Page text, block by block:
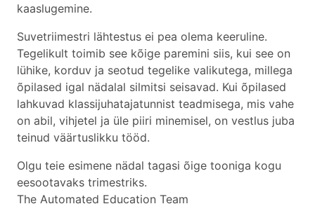
kaaslugemine.
Suvetriimestri lähtestus ei pea olema keeruline.
Tegelikult toimib see kõige paremini siis, kui see on
lühike, korduv ja seotud tegelike valikutega, millega
õpilased igal nädalal silmitsi seisavad. Kui õpilased
lahkuvad klassijuhatajatunnist teadmisega, mis vahe
on abil, vihjetel ja üle piiri minemisel, on vestlus juba
teinud väärtuslikku tööd.
Olgu teie esimene nädal tagasi õige tooniga kogu
eesootavaks trimestriks.
The Automated Education Team